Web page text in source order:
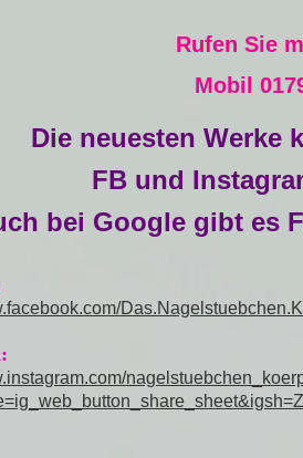
Rufen Sie
Mobil
Die neuesten Werke
FB und
bei Google gibt es